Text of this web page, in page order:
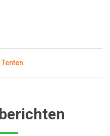
Tenten